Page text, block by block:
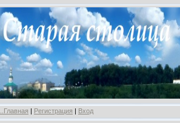
..Главная | Регистрация | Вход